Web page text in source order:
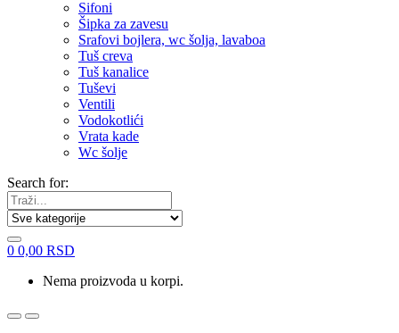
Sifoni
Šipka za zavesu
Srafovi bojlera, wc šolja, lavaboa
Tuš creva
Tuš kanalice
Tuševi
Ventili
Vodokotlići
Vrata kade
Wc šolje
Search for:
0 0,00 RSD
Nema proizvoda u korpi.